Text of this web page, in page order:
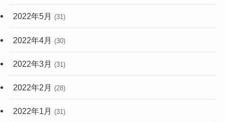
2022年5月 (31)
2022年4月 (30)
2022年3月 (31)
2022年2月 (28)
2022年1月 (31)